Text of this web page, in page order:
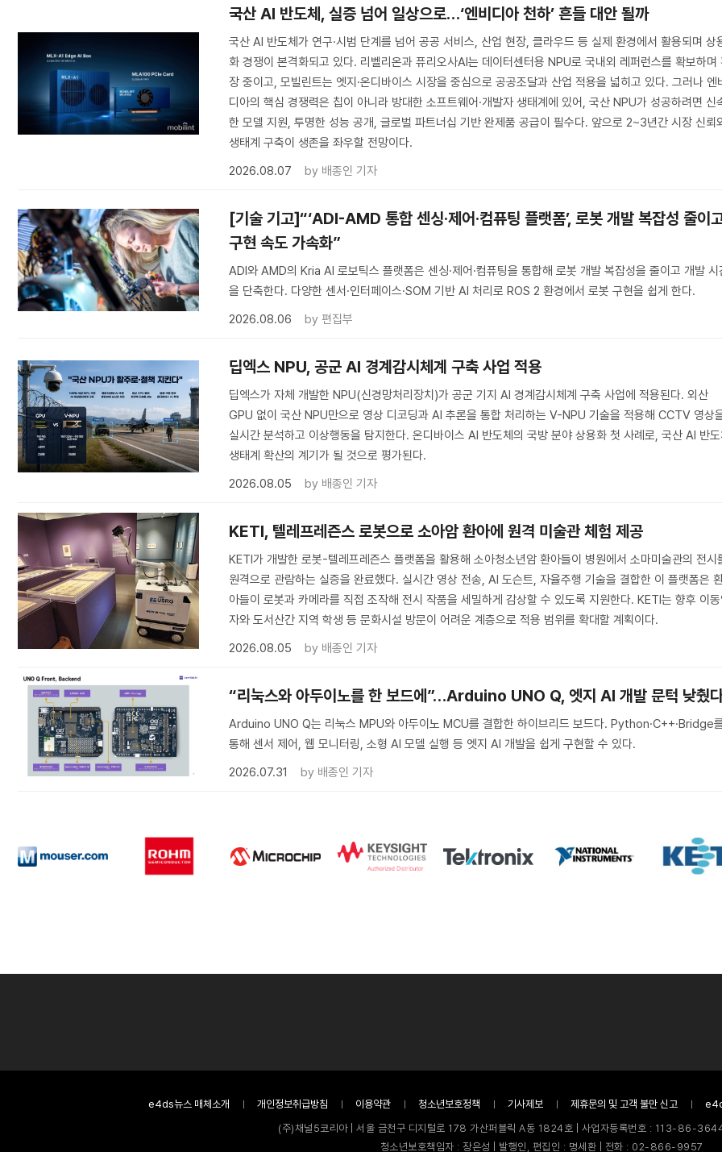
국산 AI 반도체, 실증 넘어 일상으로…‘엔비디아 천하’ 흔들 대안 될까
국산 AI 반도체가 연구·시범 단계를 넘어 공공 서비스, 산업 현장, 클라우드 등 실제 환경에서 활용되며 상
화 경쟁이 본격화되고 있다. 리벨리온과 퓨리오사AI는 데이터센터용 NPU로 국내외 레퍼런스를 확보하며
장 중이고, 모빌린트는 엣지·온디바이스 시장을 중심으로 공공조달과 산업 적용을 넓히고 있다. 그러나 엔비
디아의 핵심 경쟁력은 칩이 아니라 방대한 소프트웨어·개발자 생태계에 있어, 국산 NPU가 성공하려면 신
한 모델 지원, 투명한 성능 공개, 글로벌 파트너십 기반 완제품 공급이 필수다. 앞으로 2~3년간 시장 신뢰
생태계 구축이 생존을 좌우할 전망이다.
2026.08.07
by 배종인 기자
[기술 기고]“‘ADI-AMD 통합 센싱·제어·컴퓨팅 플랫폼’, 로봇 개발 복잡성 줄이
구현 속도 가속화”
ADI와 AMD의 Kria AI 로보틱스 플랫폼은 센싱·제어·컴퓨팅을 통합해 로봇 개발 복잡성을 줄이고 개발 시
을 단축한다. 다양한 센서·인터페이스·SOM 기반 AI 처리로 ROS 2 환경에서 로봇 구현을 쉽게 한다.
2026.08.06
by편집부
딥엑스 NPU, 공군 AI 경계감시체계 구축 사업 적용
딥엑스가 자체 개발한 NPU(신경망처리장치)가 공군 기지 AI 경계감시체계 구축 사업에 적용된다. 외산
GPU 없이 국산 NPU만으로 영상 디코딩과 AI 추론을 통합 처리하는 V-NPU 기술을 적용해 CCTV 영상
실시간 분석하고 이상행동을 탐지한다. 온디바이스 AI 반도체의 국방 분야 상용화 첫 사례로, 국산 AI 반도
생태계 확산의 계기가 될 것으로 평가된다.
2026.08.05
by 배종인 기자
KETI, 텔레프레즌스 로봇으로 소아암 환아에 원격 미술관 체험 제공
KETI가 개발한 로봇-텔레프레즌스 플랫폼을 활용해 소아청소년암 환아들이 병원에서 소마미술관의 전시
원격으로 관람하는 실증을 완료했다. 실시간 영상 전송, AI 도슨트, 자율주행 기술을 결합한 이 플랫폼은
아들이 로봇과 카메라를 직접 조작해 전시 작품을 세밀하게 감상할 수 있도록 지원한다. KETI는 향후 이
자와 도서산간 지역 학생 등 문화시설 방문이 어려운 계층으로 적용 범위를 확대할 계획이다.
2026.08.05
by 배종인 기자
“리눅스와 아두이노를 한 보드에”…Arduino UNO Q, 엣지 AI 개발 문턱 낮췄
Arduino UNO Q는 리눅스 MPU와 아두이노 MCU를 결합한 하이브리드 보드다. Python·C++·Bridge
통해 센서 제어, 웹 모니터링, 소형 AI 모델 실행 등 엣지 AI 개발을 쉽게 구현할 수 있다.
2026.07.31
by 배종인 기자
e4ds뉴스 매체소개 개인정보취급방침 이용약관 청소년보호정책 기사제보 제휴문의 및 고객 불만 신고
(주)채널5코리아 | 서울 금천구 디지털로 178 가산퍼블릭 A동 1824호 | 사업자등록번호 : 113-86-
청소년보호책임자 : 장은성 | 발행인, 편집인 : 명세환 | 전화 : 02-866-9957